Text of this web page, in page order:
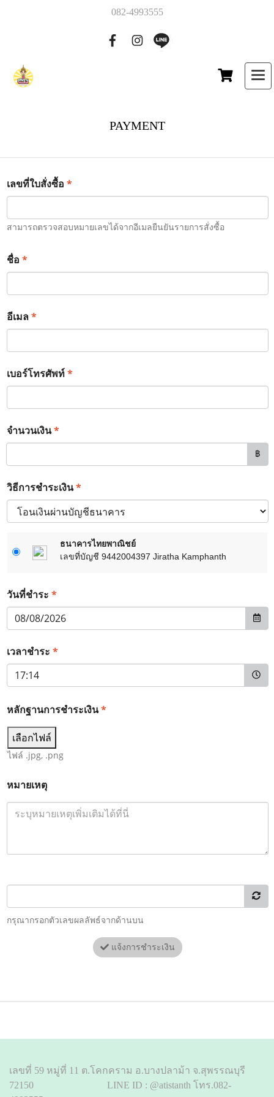
082-4993555
PAYMENT
เลขที่ใบสั่งซื้อ *
สามารถตรวจสอบหมายเลขได้จากอีเมลยืนยันรายการสั่งซื้อ
ชื่อ *
อีเมล *
เบอร์โทรศัพท์ *
จำนวนเงิน*
฿
วิธีการชำระเงิน*
ธนาคารไทยพาณิชย์
เลขที่บัญชี 9442004397 Jiratha Kamphanth
วันที่ชำระ *
เวลาชำระ *
หลักฐานการชำระเงิน*
เลือกไฟล์
ไฟล์ .jpg, .png
หมายเหตุ
กรุณากรอกตัวเลขผลลัพธ์จากด้านบน
แจ้งการชำระเงิน
เลขที่ 59 หมู่ที่ 11 ต.โคกคราม อ.บางปลาม้า จ.สุพรรณบุรี
72150 LINE ID : @atistanth โทร.082-